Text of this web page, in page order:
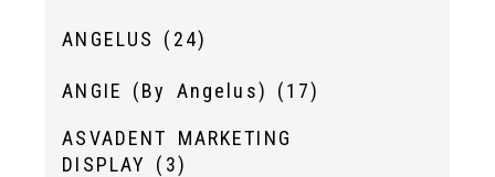
ANGELUS (24)
ANGIE (By Angelus) (17)
ASVADENT MARKETING
DISPLAY (3)